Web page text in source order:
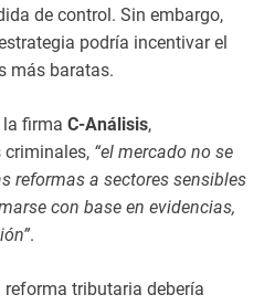
de control. Sin embargo,
podría incentivar el
más baratas.
la firma C-Análisis,
criminales, “el mercado no se
reformas a sectores sensibles
con base en evidencias,
.
reforma tributaria debería